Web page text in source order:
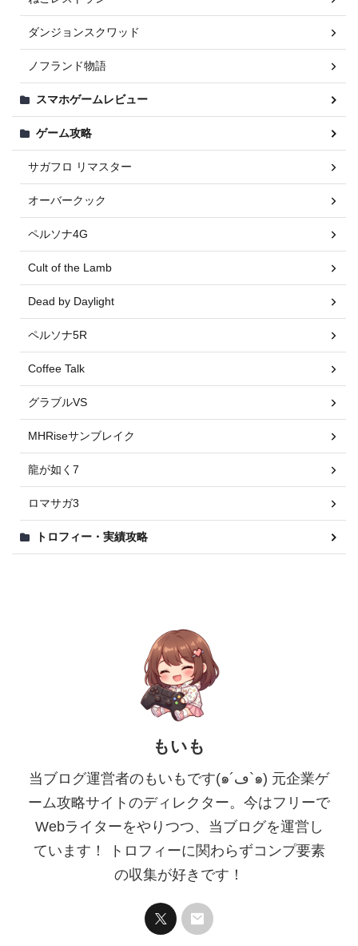
ダンジョンスクワッド
ノフランド物語
スマホゲームレビュー
ゲーム攻略
サガフロ リマスター
オーバークック
ペルソナ4G
Cult of the Lamb
Dead by Daylight
ペルソナ5R
Coffee Talk
グラブルVS
MHRiseサンブレイク
龍が如く7
ロマサガ3
トロフィー・実績攻略
もいも
当ブログ運営者のもいもです(๑´ڡ`๑) 元企業ゲ
ーム攻略サイトのディレクター。今はフリーで
Webライターをやりつつ、当ブログを運営し
ています！ トロフィーに関わらずコンプ要素
の収集が好きです！